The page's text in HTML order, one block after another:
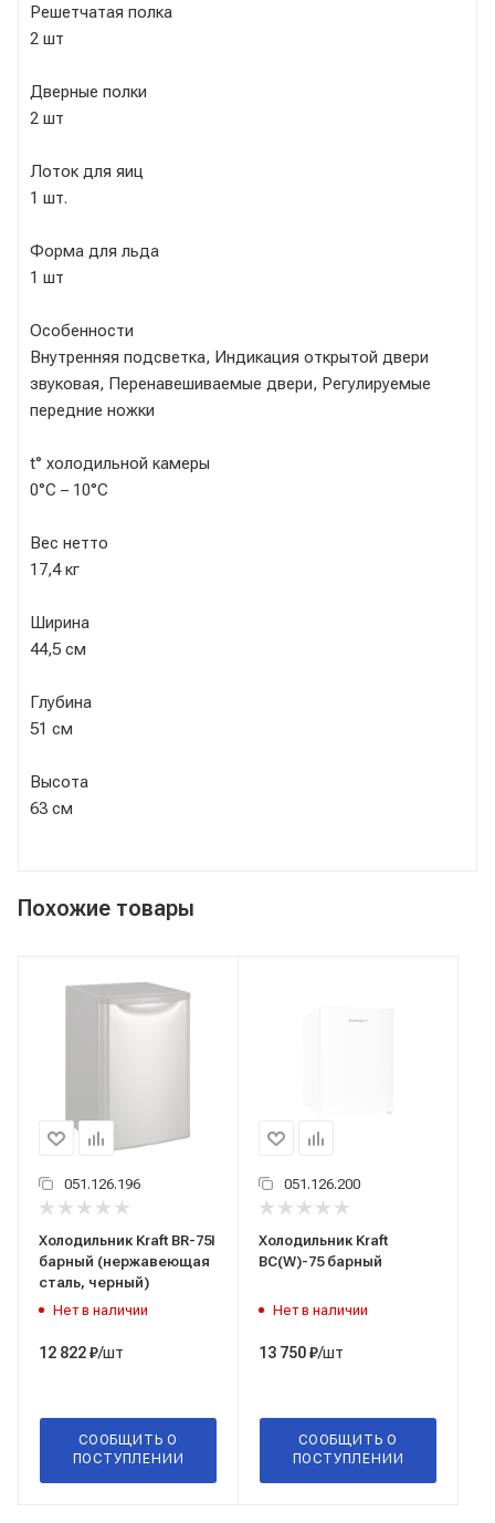
Решетчатая полка
2 шт
Дверные полки
2 шт
Лоток для яиц
1 шт.
Форма для льда
1 шт
Особенности
Внутренняя подсветка, Индикация открытой двери
звуковая, Перенавешиваемые двери, Регулируемые
передние ножки
t° холодильной камеры
0°С – 10°C
Вес нетто
17,4 кг
Ширина
44,5 см
Глубина
51 см
Высота
63 см
Похожие товары
051.126.196
Холодильник Kraft BR-75I
барный (нержавеющая
сталь, черный)
Нет в наличии
12 822₽/шт
СООБЩИТЬ О
ПОСТУПЛЕНИИ
051.126.200
Холодильник Kraft
ВС(W)-75 барный
Нет в наличии
13 750₽/шт
СООБЩИТЬ О
ПОСТУПЛЕНИИ